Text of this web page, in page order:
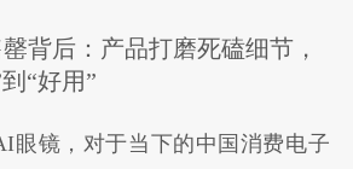
背后：产品打磨死磕细节，
“好用”
眼镜，对于当下的中国消费电子